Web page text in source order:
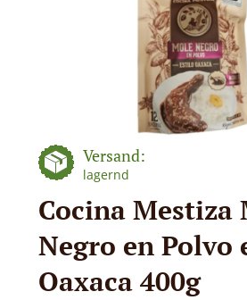
Versand:
lagernd
Cocina Mestiza
Negro en Polvo
Oaxaca 400g